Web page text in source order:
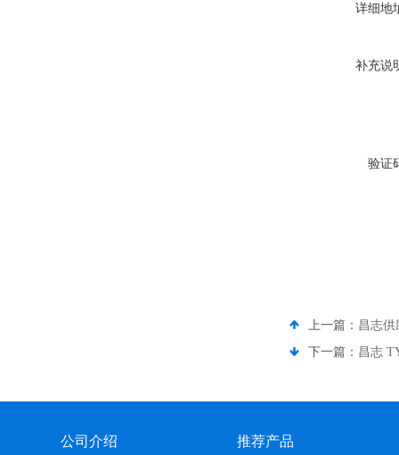
详细地
补充说
验证
上一篇： 昌志供
下一篇： 昌志
公司介绍 推荐产品